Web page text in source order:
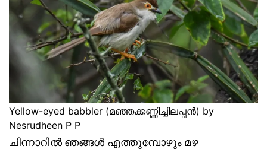
Yellow-eyed babbler (മഞ്ഞക്കണ്ണിച്ചിലപ്പൻ) by
Nesrudheen P P
ചിന്നാറിൽ ഞങ്ങൾ എത്തുമ്പോഴും മഴ